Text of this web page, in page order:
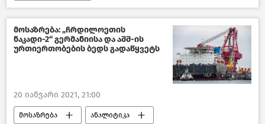
მსოფლიოს ახალი ამბები
მოსაზრება: „ჩრდილოეთის
ნაკადი-2“ გერმანიისა და აშშ-ის
ურთიერთობების ბედს გადაწყვეტს
20 იანვარი 2021, 21:00
მოსაზრება ანალიტიკა